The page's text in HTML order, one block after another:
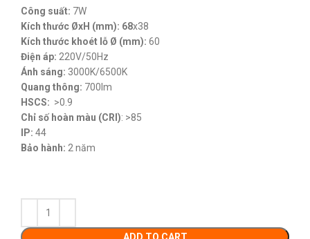
Công suất: 7W
Kích thước ØxH (mm): 68x38
Kích thước khoét lỗ Ø (mm): 60
Điện áp: 220V/50Hz
Ánh sáng: 3000K/6500K
Quang thông: 700lm
HSCS: >0.9
Chỉ số hoàn màu (CRI): >85
IP: 44
Bảo hành: 2 năm